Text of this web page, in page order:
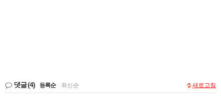
댓글(4) 등록순 최신순 새로고침